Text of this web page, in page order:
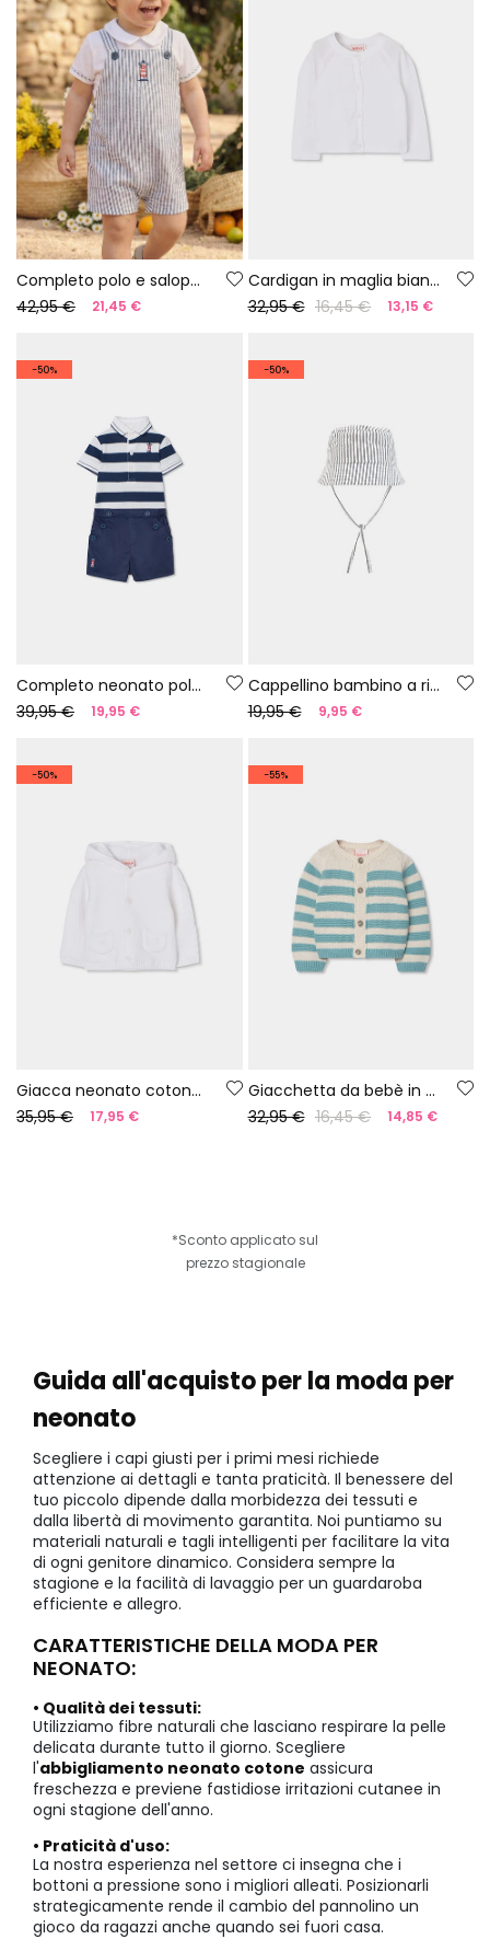
Completo polo e salopette neonato cotone bianco blu
42,95 €
21,45 €
Cardigan in maglia bianco per neonato
32,95 € 16,45 € 13,15 €
-50%
Completo neonato polo e short blu navy
39,95 €
19,95 €
-50%
Cappellino bambino a righe nere e bianche
19,95 €
9,95 €
-50%
Giacca neonato cotone bianco con cappuccio
35,95 €
17,95 €
-55%
Giacchetta da bebè in maglia verde
32,95 € 16,45 € 14,85 €
*Sconto applicato sul
prezzo stagionale
Guida all'acquisto per la moda per
neonato
Scegliere i capi giusti per i primi mesi richiede
attenzione ai dettagli e tanta praticità. Il benessere del
tuo piccolo dipende dalla morbidezza dei tessuti e
dalla libertà di movimento garantita. Noi puntiamo su
materiali naturali e tagli intelligenti per facilitare la vita
di ogni genitore dinamico. Considera sempre la
stagione e la facilità di lavaggio per un guardaroba
efficiente e allegro.
CARATTERISTICHE DELLA MODA PER
NEONATO:
• Qualità dei tessuti:
Utilizziamo fibre naturali che lasciano respirare la pelle
delicata durante tutto il giorno. Scegliere
l'abbigliamento neonato cotone assicura
freschezza e previene fastidiose irritazioni cutanee in
ogni stagione dell'anno.
• Praticità d'uso:
La nostra esperienza nel settore ci insegna che i
bottoni a pressione sono i migliori alleati. Posizionarli
strategicamente rende il cambio del pannolino un
gioco da ragazzi anche quando sei fuori casa.